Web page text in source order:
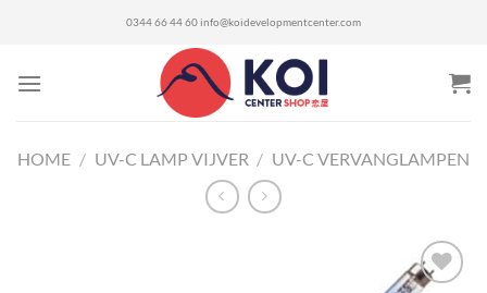
0344 66 44 60 info@koidevelopmentcenter.com
HOME / UV-C LAMP VIJVER / UV-C VERVANGLAMPEN